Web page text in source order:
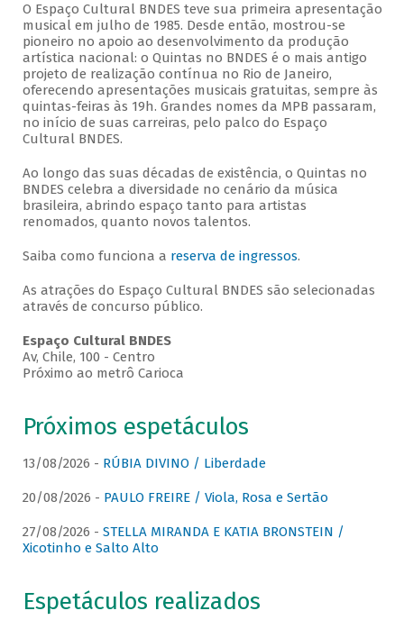
O Espaço Cultural BNDES teve sua primeira apresentação
musical em julho de 1985. Desde então, mostrou-se
pioneiro no apoio ao desenvolvimento da produção
artística nacional: o Quintas no BNDES é o mais antigo
projeto de realização contínua no Rio de Janeiro,
oferecendo apresentações musicais gratuitas, sempre às
quintas-feiras às 19h. Grandes nomes da MPB passaram,
no início de suas carreiras, pelo palco do Espaço
Cultural BNDES.
Ao longo das suas décadas de existência, o Quintas no
BNDES celebra a diversidade no cenário da música
brasileira, abrindo espaço tanto para artistas
renomados, quanto novos talentos.
Saiba como funciona a reserva de ingressos.
As atrações do Espaço Cultural BNDES são selecionadas
através de concurso público.
Espaço Cultural BNDES
Av, Chile, 100 - Centro
Próximo ao metrô Carioca
Próximos espetáculos
13/08/2026 - RÚBIA DIVINO / Liberdade
20/08/2026 - PAULO FREIRE / Viola, Rosa e Sertão
27/08/2026 - STELLA MIRANDA E KATIA BRONSTEIN /
Xicotinho e Salto Alto
Espetáculos realizados